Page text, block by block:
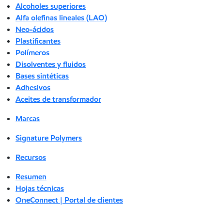
Alcoholes superiores
Alfa olefinas lineales (LAO)
Neo-ácidos
Plastificantes
Polímeros
Disolventes y fluidos
Bases sintéticas
Adhesivos
Aceites de transformador
Marcas
Signature Polymers
Recursos
Resumen
Hojas técnicas
OneConnect | Portal de clientes